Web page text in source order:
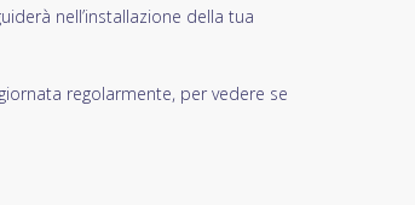
nell’installazione della tua
regolarmente, per vedere se